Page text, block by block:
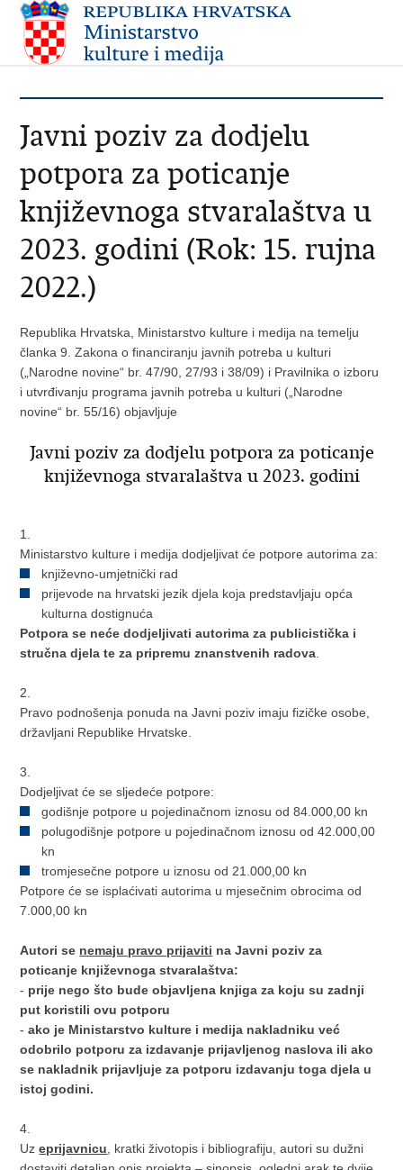
Javni poziv za dodjelu
potpora za poticanje
književnoga stvaralaštva u
2023. godini (Rok: 15. rujna
2022.)
Republika Hrvatska, Ministarstvo kulture i medija na temelju
članka 9. Zakona o financiranju javnih potreba u kulturi
(„Narodne novine“ br. 47/90, 27/93 i 38/09) i Pravilnika o izboru
i utvrđivanju programa javnih potreba u kulturi („Narodne
novine“ br. 55/16) objavljuje
Javni poziv za dodjelu potpora za poticanje
književnoga stvaralaštva u 2023. godini
1.
Ministarstvo kulture i medija dodjeljivat će potpore autorima za:
književno-umjetnički rad
prijevode na hrvatski jezik djela koja predstavljaju opća
kulturna dostignuća
Potpora se neće dodjeljivati autorima za publicistička i
stručna djela te za pripremu znanstvenih radova
2.
Pravo podnošenja ponuda na Javni poziv imaju fizičke osobe,
državljani Republike Hrvatske.
3.
Dodjeljivat će se sljedeće potpore:
godišnje potpore u pojedinačnom iznosu od 84.000,00 kn
polugodišnje potpore u pojedinačnom iznosu od 42.000,00
kn
tromjesečne potpore u iznosu od 21.000,00 kn
Potpore će se isplaćivati autorima u mjesečnim obrocima od
7.000,00 kn
Autori se nemaju pravo prijaviti na Javni poziv za
poticanje književnoga stvaralaštva:
- prije nego što bude objavljena knjiga za koju su zadnji
put koristili ovu potporu
-ako je Ministarstvo kulture i medija nakladniku već
odobrilo potporu za izdavanje prijavljenog naslova ili ako
se nakladnik prijavljuje za potporu izdavanju toga djela u
istoj godini.
4.
Uzeprijavnicu , kratki životopis i bibliografiju, autori su dužni